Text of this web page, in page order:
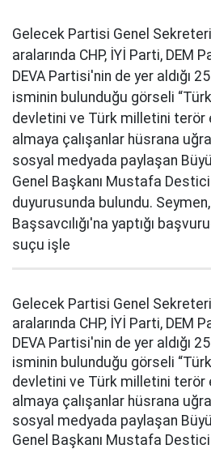
Gelecek Partisi Genel
aralarında CHP, İYİ Parti, DEM
DEVA Partisi'nin de yer aldığı
isminin bulunduğu görseli
devletini ve Türk milletini terör
almaya çalışanlar hüsrana
sosyal medyada paylaşan
Genel Başkanı Mustafa
duyurusunda bulundu.
Başsavcılığı'na yaptığı
suçu işle
Gelecek Partisi Genel
aralarında CHP, İYİ Parti, DEM
DEVA Partisi'nin de yer aldığı
isminin bulunduğu görseli
devletini ve Türk milletini terör
almaya çalışanlar hüsrana
sosyal medyada paylaşan
Genel Başkanı Mustafa